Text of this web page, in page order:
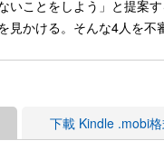
いことをしよう」と提
見かける。そんな4人を
下載 Kindle .mobi